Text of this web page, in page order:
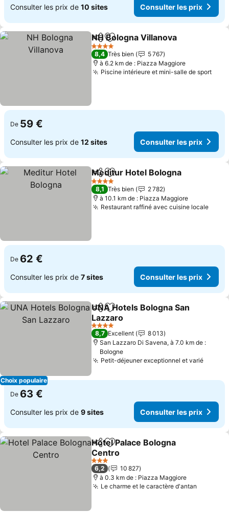
Consulter les prix de 10 sites Consulter les prix
PartagerAjouter à mes favoris
NH Bologna Villanova
4 Étoiles
8,4 Très bien
5 767
à 6.2 km de : Piazza Maggiore
Piscine intérieure et mini-salle de sport
De 59 €
Consulter les prix de 12 sites Consulter les prix
PartagerAjouter à mes favoris
Meditur Hotel Bologna
4 Étoiles
8,1 Très bien
2 782
à 10.1 km de : Piazza Maggiore
Restaurant raffiné avec cuisine locale
De 62 €
Consulter les prix de 7 sites Consulter les prix
Choix populaire
PartagerAjouter à mes favoris
UNA Hotels Bologna San
Lazzaro
Consulter les prix
4 Étoiles
8,7 Excellent
8 013
San Lazzaro Di Savena, à 7.0 km de :
Bologne
Petit-déjeuner exceptionnel et varié
De 63 €
Consulter les prix de 9 sites Consulter les prix
PartagerAjouter à mes favoris
Hotel Palace Bologna
Centro
Consulter les prix
3 Étoiles
6,2
10 827
à 0.3 km de : Piazza Maggiore
Le charme et le caractère d'antan